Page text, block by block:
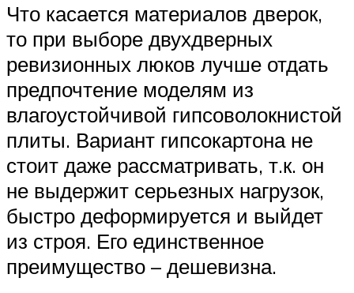
Что касается материалов дверок,
то при выборе двухдверных
ревизионных люков лучше отдать
предпочтение моделям из
влагоустойчивой гипсоволокнистой
плиты. Вариант гипсокартона не
стоит даже рассматривать, т.к. он
не выдержит серьезных нагрузок,
быстро деформируется и выйдет
из строя. Его единственное
преимущество – дешевизна.